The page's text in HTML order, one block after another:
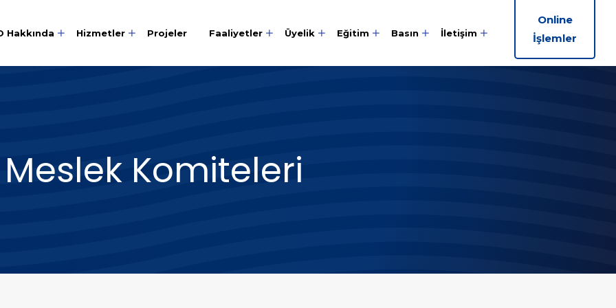
Hakkında Hizmetler Projeler Faaliyetler Üyelik Eğitim Basın İletişim
Online
İşlemler
Meslek Komiteleri